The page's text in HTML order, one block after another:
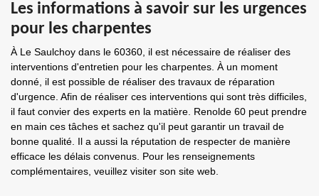
Les informations à savoir sur les urgences
pour les charpentes
À Le Saulchoy dans le 60360, il est nécessaire de réaliser des
interventions d'entretien pour les charpentes. À un moment
donné, il est possible de réaliser des travaux de réparation
d'urgence. Afin de réaliser ces interventions qui sont très difficiles,
il faut convier des experts en la matière. Renolde 60 peut prendre
en main ces tâches et sachez qu'il peut garantir un travail de
bonne qualité. Il a aussi la réputation de respecter de manière
efficace les délais convenus. Pour les renseignements
complémentaires, veuillez visiter son site web.